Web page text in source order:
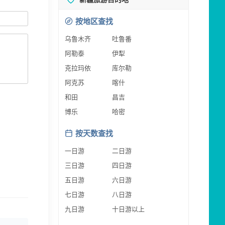
按地区查找
乌鲁木齐
吐鲁番
阿勒泰
伊犁
克拉玛依
库尔勒
阿克苏
喀什
和田
昌吉
博乐
哈密
按天数查找
一日游
二日游
三日游
四日游
五日游
六日游
七日游
八日游
九日游
十日游以上